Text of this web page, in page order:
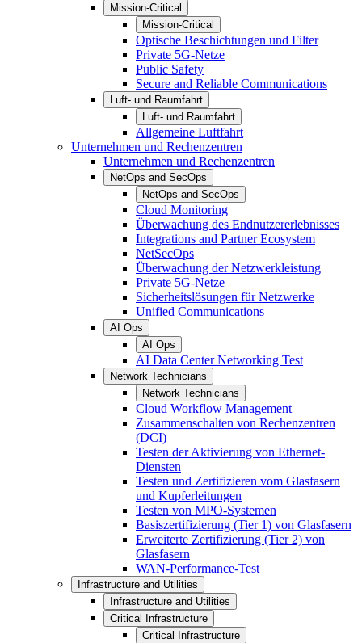
Mission-Critical
Mission-Critical
Optische Beschichtungen und Filter
Private 5G-Netze
Public Safety
Secure and Reliable Communications
Luft- und Raumfahrt
Luft- und Raumfahrt
Allgemeine Luftfahrt
Unternehmen und Rechenzentren
Unternehmen und Rechenzentren
NetOps and SecOps
NetOps and SecOps
Cloud Monitoring
Überwachung des Endnutzererlebnisses
Integrations and Partner Ecosystem
NetSecOps
Überwachung der Netzwerkleistung
Private 5G-Netze
Sicherheitslösungen für Netzwerke
Unified Communications
AI Ops
AI Ops
AI Data Center Networking Test
Network Technicians
Network Technicians
Cloud Workflow Management
Zusammenschalten von Rechenzentren
(DCI)
Testen der Aktivierung von Ethernet-
Diensten
Testen und Zertifizieren vom Glasfasern
und Kupferleitungen
Testen von MPO-Systemen
Basiszertifizierung (Tier 1) von Glasfasern
Erweiterte Zertifizierung (Tier 2) von
Glasfasern
WAN-Performance-Test
Infrastructure and Utilities
Infrastructure and Utilities
Critical Infrastructure
Critical Infrastructure